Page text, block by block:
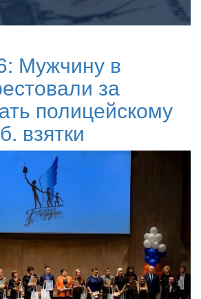
Мужчину в
за
полицейскому
взятки